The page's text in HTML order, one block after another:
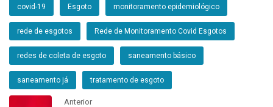
covid-19 Esgoto monitoramento epidemiológico
rede de esgotos Rede de Monitoramento Covid Esgotos
redes de coleta de esgoto saneamento básico
saneamento já tratamento de esgoto
Anterior